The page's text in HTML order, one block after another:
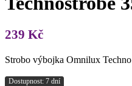
239 Kč
Strobo výbojka Omnilux
Dostupnost: 7 dní